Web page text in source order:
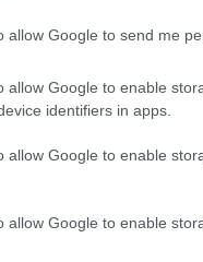
allow Google to send me
allow Google to enable
identifiers in apps.
allow Google to enable
allow Google to enable
, ανταλλακτικά και